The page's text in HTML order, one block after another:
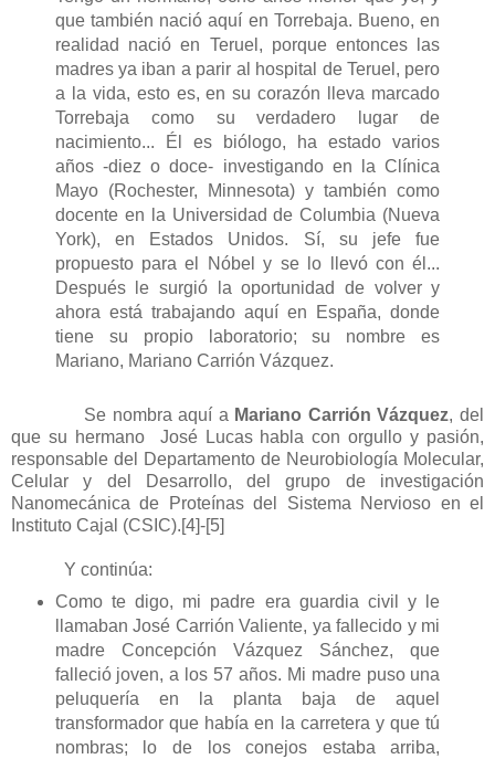
que también nació aquí en Torrebaja. Bueno, en
realidad nació en Teruel, porque entonces las
madres ya iban a parir al hospital de Teruel, pero
a la vida, esto es, en su corazón lleva marcado
Torrebaja como su verdadero lugar de
nacimiento... Él es biólogo, ha estado varios
años -diez o doce- investigando en la Clínica
Mayo (Rochester, Minnesota) y también como
docente en la Universidad de Columbia (Nueva
York), en Estados Unidos. Sí, su jefe fue
propuesto para el Nóbel y se lo llevó con él...
Después le surgió la oportunidad de volver y
ahora está trabajando aquí en España, donde
tiene su propio laboratorio; su nombre es
Mariano, Mariano Carrión Vázquez.
Se nombra aquí a Mariano Carrión Vázquez, del
que su hermano José Lucas habla con orgullo y pasión,
responsable del Departamento de Neurobiología Molecular,
Celular y del Desarrollo, del grupo de investigación
Nanomecánica de Proteínas del Sistema Nervioso en el
Instituto Cajal (CSIC).[4]-[5]
Y continúa:
Como te digo, mi padre era guardia civil y le
llamaban José Carrión Valiente, ya fallecido y mi
madre Concepción Vázquez Sánchez, que
falleció joven, a los 57 años. Mi madre puso una
peluquería en la planta baja de aquel
transformador que había en la carretera y que tú
nombras; lo de los conejos estaba arriba,